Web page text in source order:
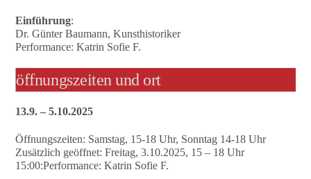
Einführung:
Dr. Günter Baumann, Kunsthistoriker
Performance: Katrin Sofie F.
öffnungszeiten und ort
13.9. – 5.10.2025
Öffnungszeiten: Samstag, 15-18 Uhr, Sonntag 14-18 Uhr
Zusätzlich geöffnet: Freitag, 3.10.2025, 15 – 18 Uhr
15:00:Performance: Katrin Sofie F.